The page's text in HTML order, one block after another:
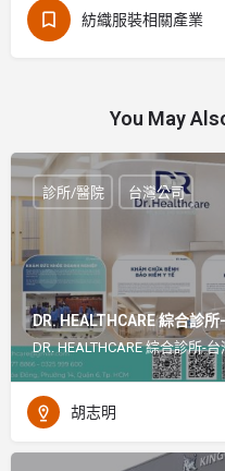
紡織服裝相關產業
You May
DR. HEALTHCARE 綜合診
DR. HEALTHCARE 綜合診所-
診所/醫院 台灣公司
胡志明